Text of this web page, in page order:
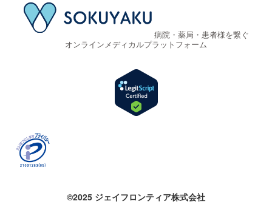
病院・薬局・患者様を繋ぐ
オンラインメディカルプラットフォーム
©2025 ジェイフロンティア株式会社